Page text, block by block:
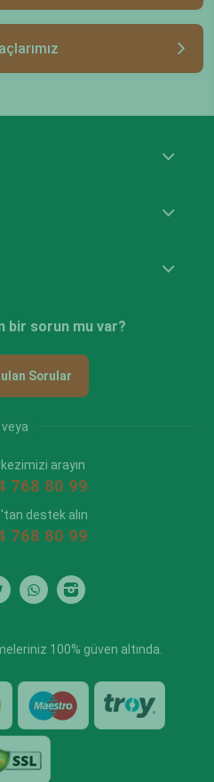
bir sorun mu var?
Sorular
veya
arayın
768 80 99
destek alın
768 80 99
100% güven altında.